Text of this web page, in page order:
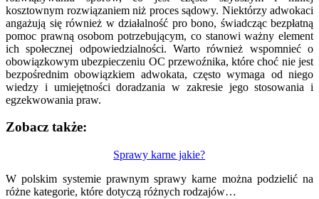
kosztownym rozwiązaniem niż proces sądowy. Niektórzy adwokaci
angażują się również w działalność pro bono, świadcząc bezpłatną
pomoc prawną osobom potrzebującym, co stanowi ważny element
ich społecznej odpowiedzialności. Warto również wspomnieć o
obowiązkowym ubezpieczeniu OC przewoźnika, które choć nie jest
bezpośrednim obowiązkiem adwokata, często wymaga od niego
wiedzy i umiejętności doradzania w zakresie jego stosowania i
egzekwowania praw.
Zobacz także:
Sprawy karne jakie?
W polskim systemie prawnym sprawy karne można podzielić na
różne kategorie, które dotyczą różnych rodzajów…
wpisu